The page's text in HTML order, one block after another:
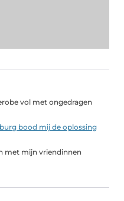
vol met ongedragen
bood mij de oplossing
met mijn vriendinnen